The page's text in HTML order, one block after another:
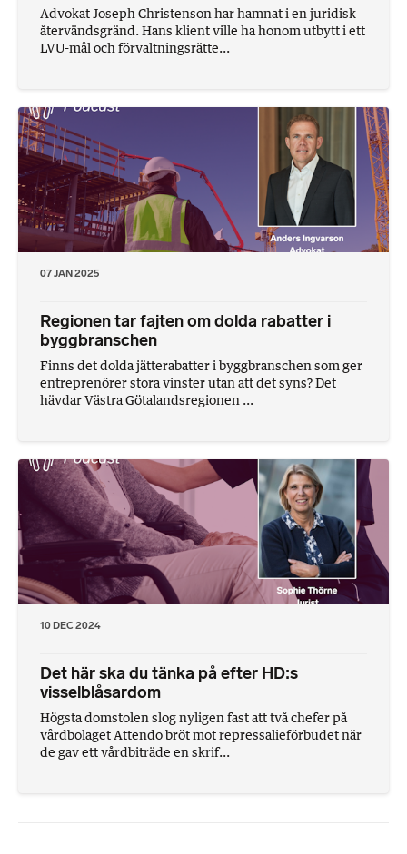
Advokat Joseph Christenson har hamnat i en juridisk
återvändsgränd. Hans klient ville ha honom utbytt i ett
LVU-mål och förvaltningsrätte...
07 JAN 2025
Regionen tar fajten om dolda rabatter i
byggbranschen
Finns det dolda jätterabatter i byggbranschen som ger
entreprenörer stora vinster utan att det syns? Det
hävdar Västra Götalandsregionen ...
10 DEC 2024
Det här ska du tänka på efter HD:s
visselblåsardom
Högsta domstolen slog nyligen fast att två chefer på
vårdbolaget Attendo bröt mot repressalieförbudet när
de gav ett vårdbiträde en skrif...